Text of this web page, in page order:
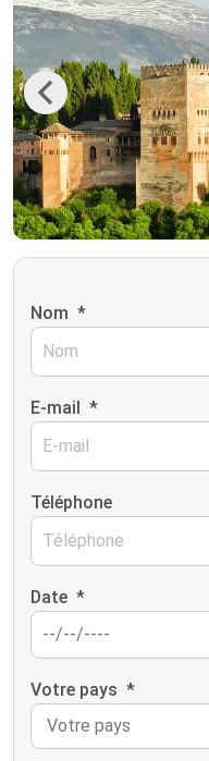
Previous
Nom *
E-mail *
Téléphone
Date *
Votre pays *